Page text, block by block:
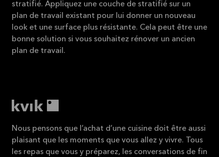
stratifié. Appliquez une couche de stratifié sur un
plan de travail existant pour lui donner un nouveau
look et une surface plus résistante. Cela peut être une
bonne solution si vous souhaitez rénover un ancien
plan de travail.
Nous pensons que l’achat d’une cuisine doit être aussi
plaisant que les moments que vous allez y vivre. Tous
les repas que vous y préparez, les conversations de fin